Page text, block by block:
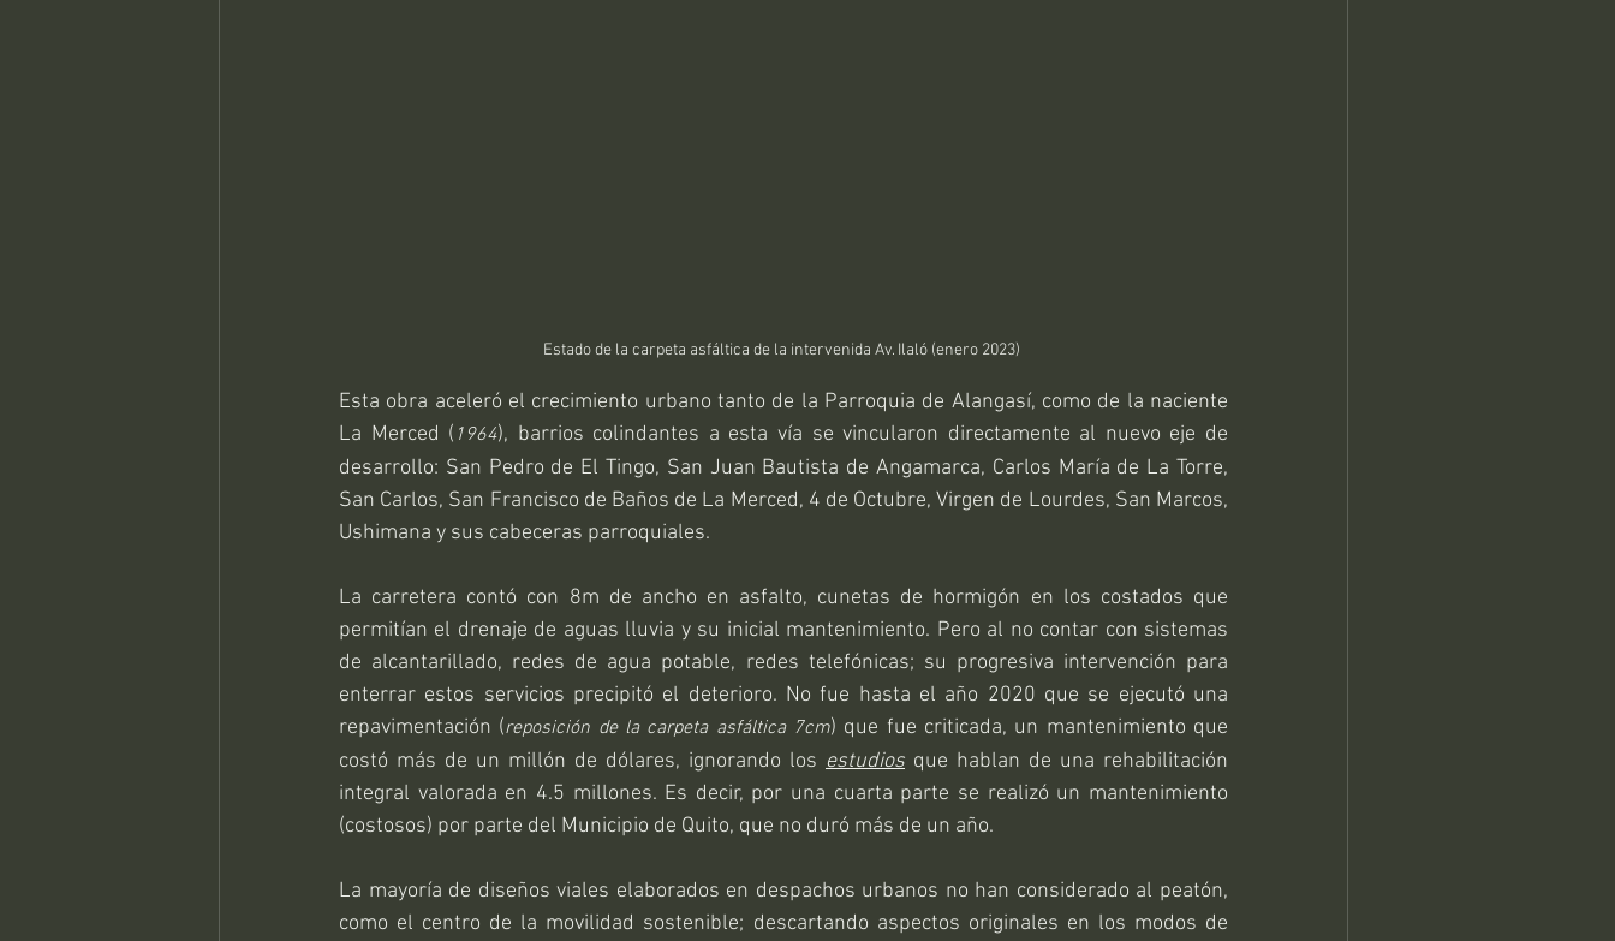
Estado de la carpeta asfáltica de la intervenida Av. Ilaló (enero 2023)
Esta obra aceleró el crecimiento urbano tanto de la Parroquia de Alangasí, como de la naciente
La Merced ( 1964), barrios colindantes a esta vía se vincularon directamente al nuevo eje de
desarrollo: San Pedro de El Tingo, San Juan Bautista de Angamarca, Carlos María de La Torre,
San Carlos, San Francisco de Baños de La Merced, 4 de Octubre, Virgen de Lourdes, San Marcos,
Ushimana y sus cabeceras parroquiales.
La carretera contó con 8m de ancho en asfalto, cunetas de hormigón en los costados que
permitían el drenaje de aguas lluvia y su inicial mantenimiento. Pero al no contar con sistemas
de alcantarillado, redes de agua potable, redes telefónicas; su progresiva intervención para
enterrar estos servicios precipitó el deterioro. No fue hasta el año 2020 que se ejecutó una
repavimentación (reposición de la carpeta asfáltica 7cm) que fue criticada, un mantenimiento que
costó más de un millón de dólares, ignorando los estudios que hablan de una rehabilitación
integral valorada en 4.5 millones. Es decir, por una cuarta parte se realizó un mantenimiento
(costosos) por parte del Municipio de Quito, que no duró más de un año.
La mayoría de diseños viales elaborados en despachos urbanos no han considerado al peatón,
como el centro de la movilidad sostenible; descartando aspectos originales en los modos de